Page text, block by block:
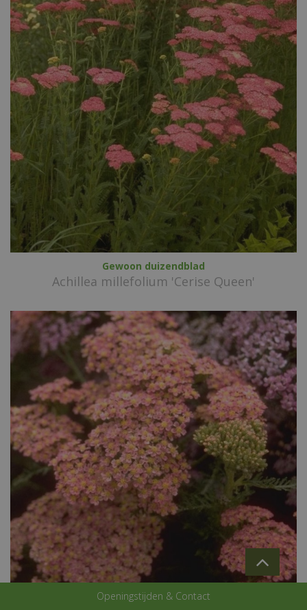
Gewoon duizendblad
Achillea millefolium 'Cerise Queen'
Openingstijden & Contact